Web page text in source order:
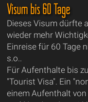
Visum bis 60 Tage
Dieses Visum dürfte
wieder mehr
Einreise für 60 Tage
s.o..
Für Aufenthalte bis
"Tourist Visa". Ein
einem Aufenthalt